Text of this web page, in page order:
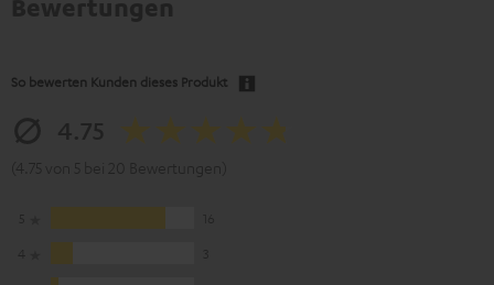
So bewerten Kunden dieses Produkt